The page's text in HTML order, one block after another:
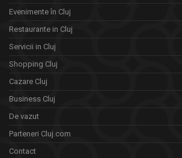
Evenimente în Cluj
Restaurante in Cluj
Servicii in Cluj
Shopping Cluj
Cazare Cluj
Business Cluj
De vazut
Parteneri Cluj.com
Contact